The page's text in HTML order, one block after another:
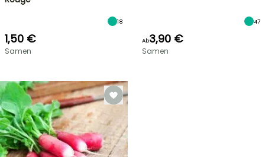
18
1,50 €
Samen
47
Ab3,90 €
Samen